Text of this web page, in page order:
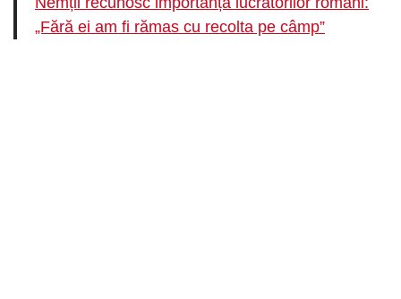
„Fără ei am fi rămas cu recolta pe câmp”